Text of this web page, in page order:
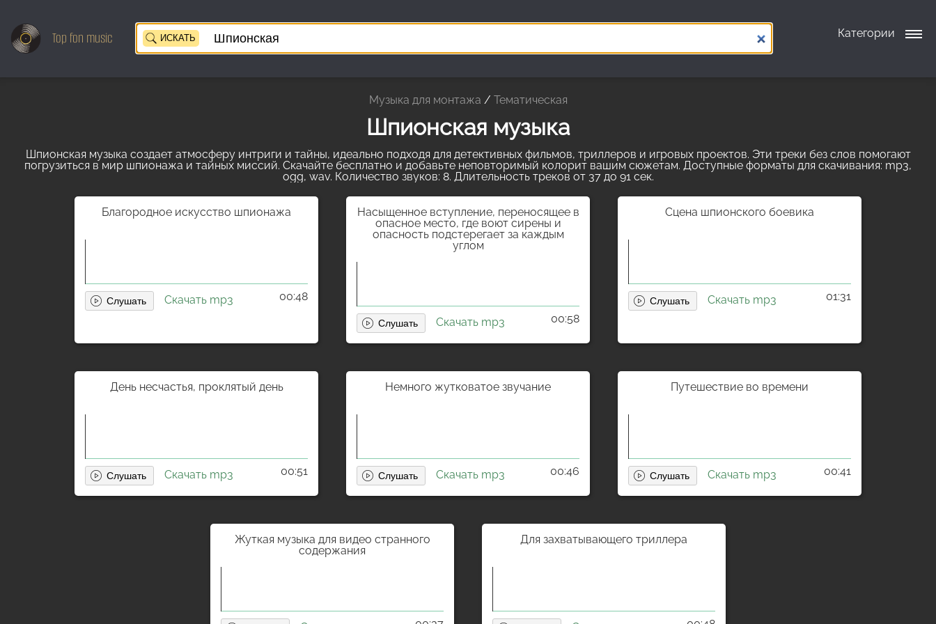
Topfon music ИСКАТЬ Категории
Музыка для монтажа / Тематическая
Шпионская музыка
Шпионская музыка создает атмосферу интриги и тайны, идеально подходя для детективных фильмов, триллеров и игровых проектов. Эти треки без слов помогают
погрузиться в мир шпионажа и тайных миссий. Скачайте бесплатно и добавьте неповторимый колорит вашим сюжетам. Доступные форматы для скачивания: mp3,
ogg, wav. Количество звуков: 8. Длительность треков от 37 до 91 сек.
Благородное искусство шпионажа
Скачать mp3 00:48
Насыщенное вступление, переносящее в
опасное место, где воют сирены и
опасность подстерегает за каждым
углом
Скачать mp3 00:58
Сцена шпионского боевика
Скачать mp3 01:31
День несчастья, проклятый день
Скачать mp3 00:51
Немного жутковатое звучание
Скачать mp3 00:46
Путешествие во времени
Скачать mp3 00:41
Жуткая музыка для видео странного
содержания
Для захватывающего триллера